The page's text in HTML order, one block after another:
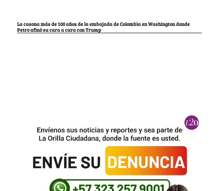
La casona más de 100 años de la embajada de Colombia en Washington donde
Petro afinó su cara a cara con Trump